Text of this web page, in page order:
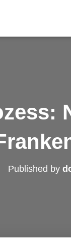
Published by